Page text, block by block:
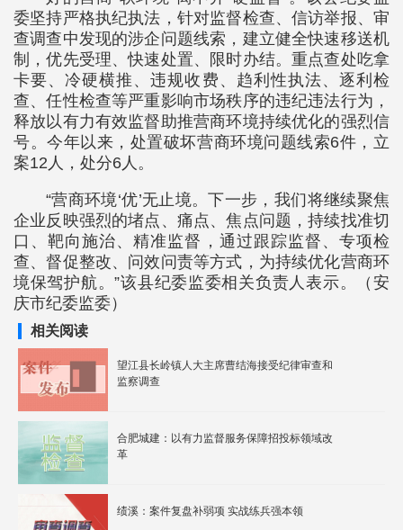
委坚持严格执纪执法，针对监督检查、信访举报、审
查调查中发现的涉企问题线索，建立健全快速移送机
制，优先受理、快速处置、限时办结。重点查处吃拿
卡要、冷硬横推、违规收费、趋利性执法、逐利检
查、任性检查等严重影响市场秩序的违纪违法行为，
释放以有力有效监督助推营商环境持续优化的强烈信
号。今年以来，处置破坏营商环境问题线索6件，立
案12人，处分6人。
“营商环境‘优’无止境。下一步，我们将继续聚焦
企业反映强烈的堵点、痛点、焦点问题，持续找准切
口、靶向施治、精准监督，通过跟踪监督、专项检
查、督促整改、问效问责等方式，为持续优化营商环
境保驾护航。”该县纪委监委相关负责人表示。（安
庆市纪委监委）
相关阅读
望江县长岭镇人大主席曹结海接受纪律审查和
监察调查
合肥城建：以有力监督服务保障招投标领域改
革
绩溪：案件复盘补弱项 实战练兵强本领